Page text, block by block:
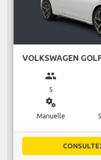
VOLKSWAGEN
group
5
miscellaneous_services
Manuelle